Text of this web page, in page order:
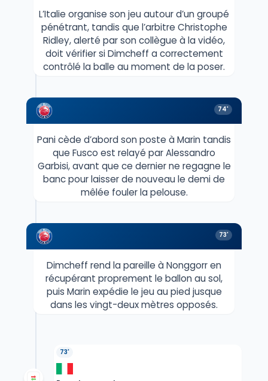
L’Italie organise son jeu autour d’un groupé
pénétrant, tandis que l’arbitre Christophe
Ridley, alerté par son collègue à la vidéo,
doit vérifier si Dimcheff a correctement
contrôlé la balle au moment de la poser.
74'
Pani cède d’abord son poste à Marin tandis
que Fusco est relayé par Alessandro
Garbisi, avant que ce dernier ne regagne le
banc pour laisser de nouveau le demi de
mêlée fouler la pelouse.
73'
Dimcheff rend la pareille à Nonggorr en
récupérant proprement le ballon au sol,
puis Marin expédie le jeu au pied jusque
dans les vingt-deux mètres opposés.
73'